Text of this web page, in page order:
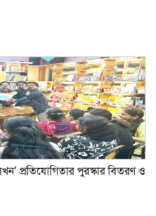
প্রতিযোগিতার পুরস্কার বিতরণ ও